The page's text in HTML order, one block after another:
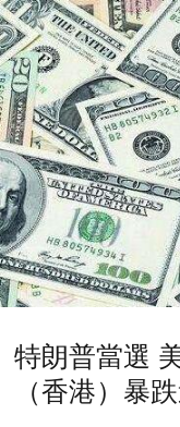
特朗普當選
（香港）暴